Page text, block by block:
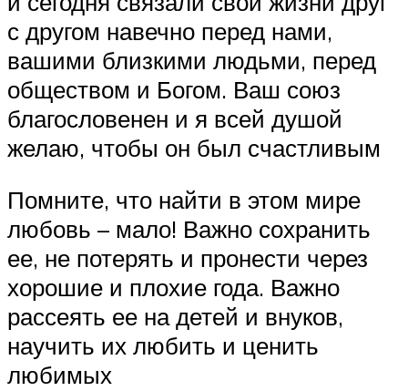
с другом навечно перед нами,
вашими близкими людьми, перед
обществом и Богом. Ваш союз
благословенен и я всей душой
желаю, чтобы он был счастливым
Помните, что найти в этом мире
любовь – мало! Важно сохранить
ее, не потерять и пронести через
хорошие и плохие года. Важно
рассеять ее на детей и внуков,
научить их любить и ценить
любимых